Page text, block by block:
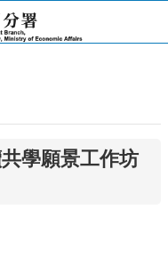
學願景工作坊